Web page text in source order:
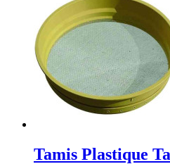
Tamis Plastique